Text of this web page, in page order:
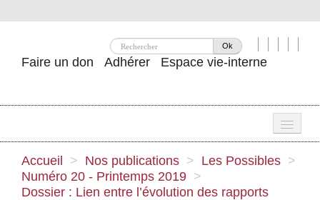
Ok
Faire un don Adhérer Espace vie-interne
Attac ?
Accueil > Nos publications > Les Possibles >
Numéro 20 - Printemps 2019 >
Dossier : Lien entre l’évolution des rapports